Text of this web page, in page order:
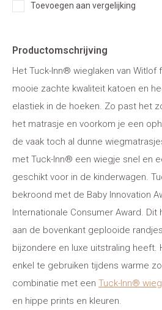
Toevoegen aan vergelijking
Productomschrijving
Het Tuck-Inn® wieglaken van Witlof
mooie zachte kwaliteit katoen en
elastiek in de hoeken. Zo past het
het matrasje en voorkom je een
de vaak toch al dunne
met Tuck-Inn® een wiegje snel en
geschikt voor in de kinderwagen.
bekroond met de Baby Innovation
Internationale Consumer Award.
aan de bovenkant geplooide
bijzondere en luxe uitstraling heeft.
enkel te gebruiken tijdens warme
combinatie met een Tuck-Inn®
en hippe prints en kleuren.